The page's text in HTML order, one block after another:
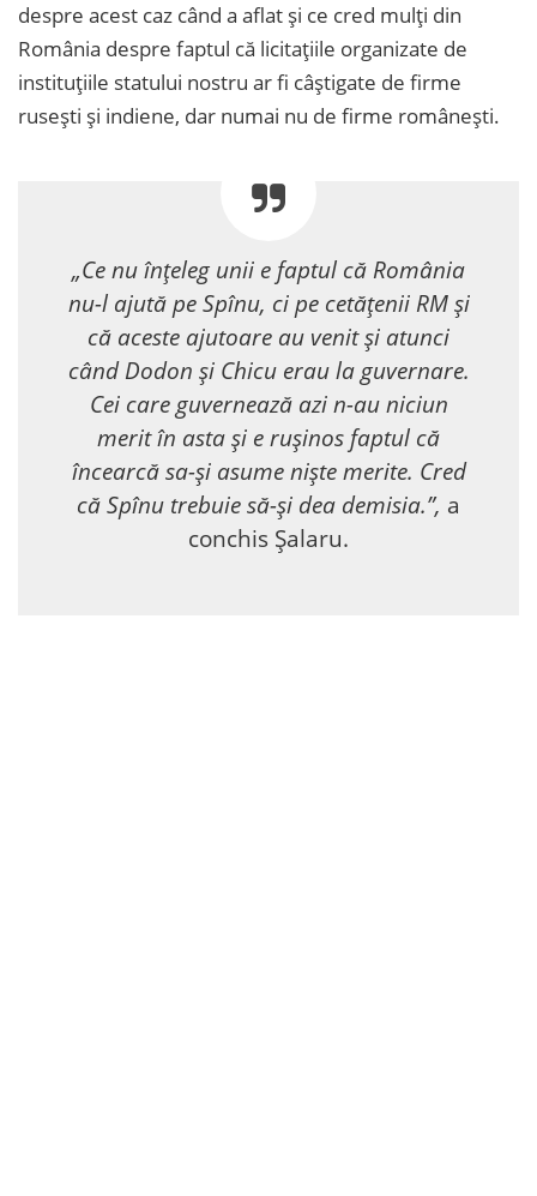
despre acest caz când a aflat și ce cred mulți din
România despre faptul că licitațiile organizate de
instituțiile statului nostru ar fi câștigate de firme
rusești și indiene, dar numai nu de firme românești.
„Ce nu înțeleg unii e faptul că România
nu-l ajută pe Spînu, ci pe cetățenii RM și
că aceste ajutoare au venit și atunci
când Dodon și Chicu erau la guvernare.
Cei care guvernează azi n-au niciun
merit în asta și e rușinos faptul că
încearcă sa-și asume niște merite. Cred
că Spînu trebuie să-și dea demisia.”, a
conchis Șalaru.